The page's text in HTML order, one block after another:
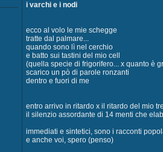
i varchi e i nodi
ecco al volo le mie schegge
tratte dal palmare...
quando sono lì nel cerchio
e batto sui tastini del mio cell
(quella specie di frigorifero... x quanto è
scarico un pò di parole ronzanti
dentro e fuori di me
entro arrivo in ritardo x il ritardo del mio
il silenzio assordante di 14 menti che
immediati e sintetici, sono i racconti
e anche voi, spero (penso)